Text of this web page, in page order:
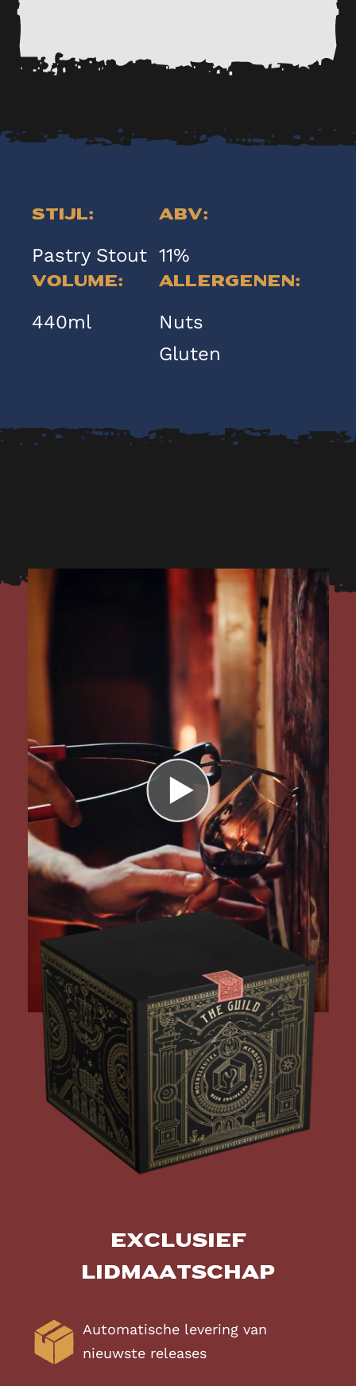
Stijl:
Pastry Stout
ABV:
11%
Volume:
440ml
Allergenen:
Nuts
Gluten
Exclusief
lidmaatschap
Automatische levering van
nieuwste releases